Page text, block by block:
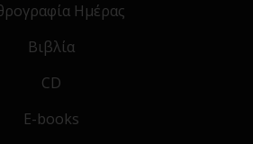
Ημέρας
Βιβλία
CD
E-books